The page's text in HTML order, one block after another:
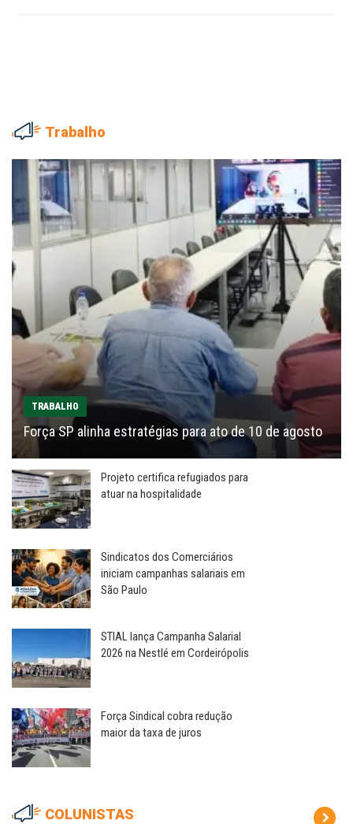
Trabalho
TRABALHO
Força SP alinha estratégias para ato de 10 de agosto
Projeto certifica refugiados para
atuar na hospitalidade
Sindicatos dos Comerciários
iniciam campanhas salariais em
São Paulo
STIAL lança Campanha Salarial
2026 na Nestlé em Cordeirópolis
Força Sindical cobra redução
maior da taxa de juros
COLUNISTAS